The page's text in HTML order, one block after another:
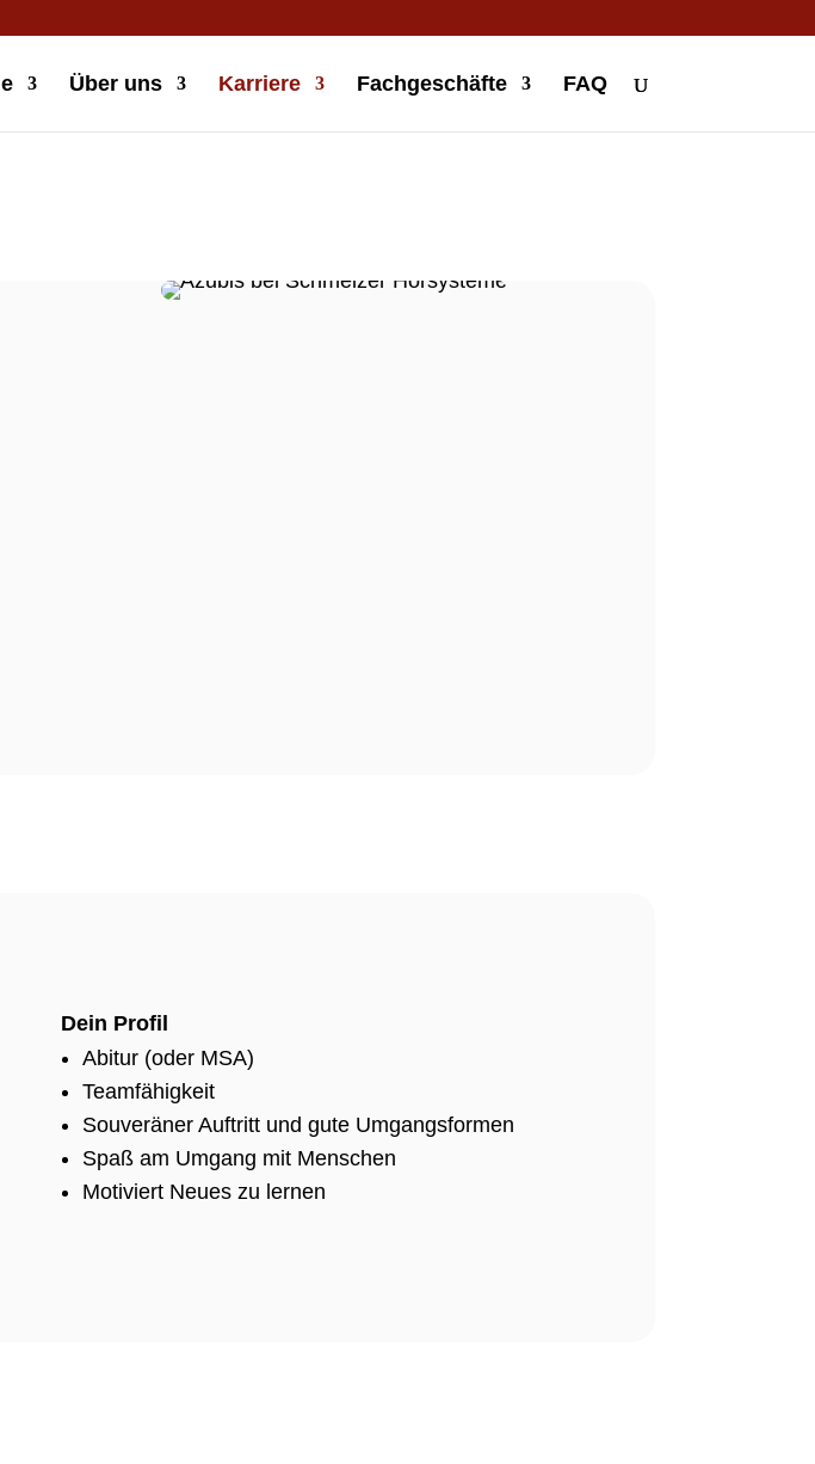
Über uns Karriere Fachgeschäfte FAQ
Dein Profil
Abitur (oder MSA)
Teamfähigkeit
Souveräner Auftritt und gute Umgangsformen
Spaß am Umgang mit Menschen
Motiviert Neues zu lernen